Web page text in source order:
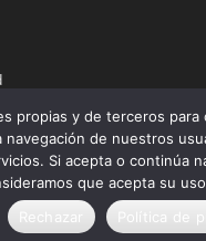
2021viajomasymejorTodos los
reservados.
Adventurous por
Catch Themes
propias y de terceros para
navegación de nuestros
Si acepta o continúa
que acepta su
Rechazar Política de